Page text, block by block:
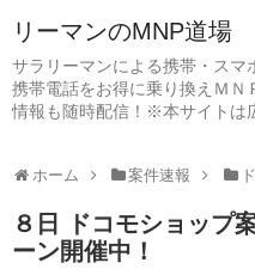
リーマンのMNP道場
サラリーマンによる携帯・スマ
携帯電話をお得に乗り換えＭＮ
情報も随時配信！※本サイトは
ホーム 案件速報
８日 ドコモショップ
ーン開催中！